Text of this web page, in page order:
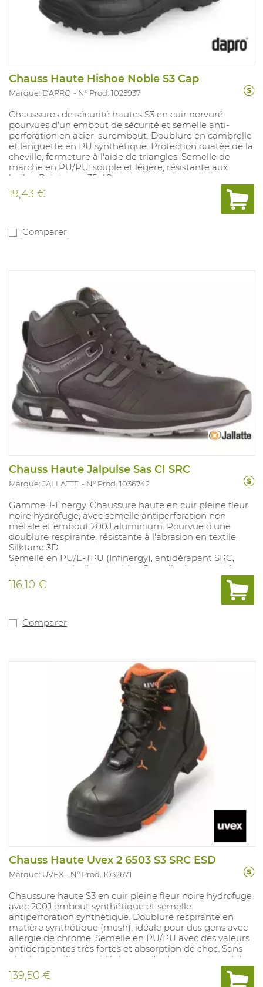
Chauss Haute Hishoe Noble S3 Cap
Marque: DAPRO N° Prod. 1025937
Chaussures de sécurité hautes S3 en cuir nervuré
pourvues d'un embout de sécurité et semelle anti-
perforation en acier, surembout. Doublure en cambrelle
et languette en PU synthétique. Protection ouatée de la
cheville, fermeture à l'aide de triangles. Semelle de
marche en PU/PU: souple et légère, résistante aux
huiles. Pointures : 35-48.
19,43 €
Comparer
Chauss Haute Jalpulse Sas CI SRC
Marque: JALLATTE N° Prod. 1036742
Gamme J-Energy. Chaussure haute en cuir pleine fleur
noire hydrofuge, avec semelle antiperforation non
métale et embout 200J aluminium. Pourvue d'une
doublure respirante, résistante à l'abrasion en textile
Silktane 3D.
Semelle en PU/E-TPU (Infinergy), antidérapant SRC,
résistante aux huiles et acides. Semelle de propreté
amovible en polyuréthane revêtue de textile. Pointures:
38-48.
116,10 €
Comparer
Chauss Haute Uvex 2 6503 S3 SRC ESD
Marque: UVEX N° Prod. 1032671
Chaussure haute S3 en cuir pleine fleur noire hydrofuge
avec 200J embout synthétique et semelle
antiperforation synthétique. Doublure respirante en
matière synthétique (mesh), idéale pour des gens avec
allergie de chrome. Semelle en PU/PU avec des valeurs
antidérapantes très fortes et absorption de choc. Sans
phtalate et silicones, idéale pour l'industrie automobile.
Première de propreté amovible avec système régulant
l'humidité et absorbtion de choc. Pointures: 10, 11, 12, 14:
139,50 €